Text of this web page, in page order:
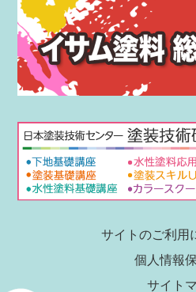
サイトのご利用
個人情報
サイト